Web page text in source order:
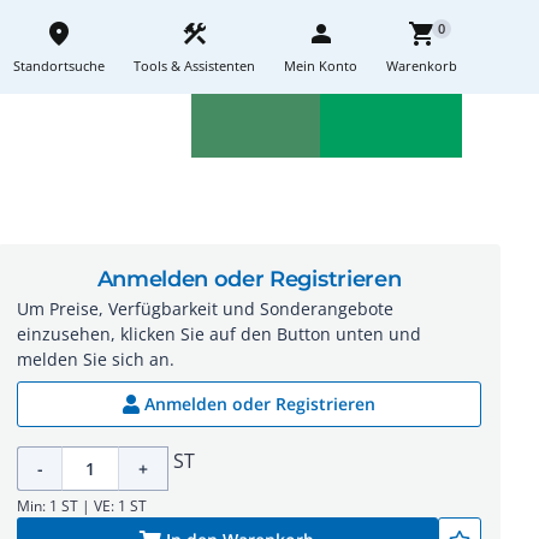
place
Standortsuche
construction
Tools & Assistenten
person
Mein Konto
shopping_cart0
Warenkorb
Anmelden oder Registrieren
Um Preise, Verfügbarkeit und Sonderangebote
einzusehen, klicken Sie auf den Button unten und
melden Sie sich an.
Anmelden oder Registrieren
- + ST
Min: 1 ST | VE: 1 ST